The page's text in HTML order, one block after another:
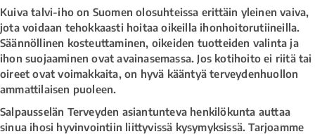
Kuiva talvi-iho on Suomen olosuhteissa erittäin yleinen vaiva,
jota voidaan tehokkaasti hoitaa oikeilla ihonhoitorutiineilla.
Säännöllinen kosteuttaminen, oikeiden tuotteiden valinta ja
ihon suojaaminen ovat avainasemassa. Jos kotihoito ei riitä tai
oireet ovat voimakkaita, on hyvä kääntyä terveydenhuollon
ammattilaisen puoleen.
Salpausselän Terveyden asiantunteva henkilökunta auttaa
sinua ihosi hyvinvointiin liittyvissä kysymyksissä. Tarjoamme